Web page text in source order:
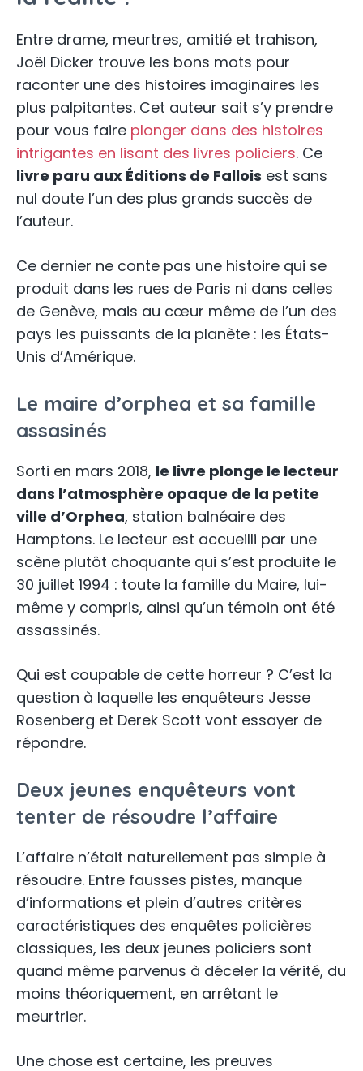
Entre drame, meurtres, amitié et trahison,
Joël Dicker trouve les bons mots pour
raconter une des histoires imaginaires les
plus palpitantes. Cet auteur sait s’y prendre
pour vous faire plonger dans des histoires
intrigantes en lisant des livres policiers. Ce
livre paru aux Éditions de Fallois est sans
nul doute l’un des plus grands succès de
l’auteur.
Ce dernier ne conte pas une histoire qui se
produit dans les rues de Paris ni dans celles
de Genève, mais au cœur même de l’un des
pays les puissants de la planète : les États-
Unis d’Amérique.
Le maire d’orphea et sa famille
assasinés
Sorti en mars 2018, le livre plonge le lecteur
dans l’atmosphère opaque de la petite
ville d’Orphea, station balnéaire des
Hamptons. Le lecteur est accueilli par une
scène plutôt choquante qui s’est produite le
30 juillet 1994 : toute la famille du Maire, lui-
même y compris, ainsi qu’un témoin ont été
assassinés.
Qui est coupable de cette horreur ? C’est la
question à laquelle les enquêteurs Jesse
Rosenberg et Derek Scott vont essayer de
répondre.
Deux jeunes enquêteurs vont
tenter de résoudre l’affaire
L’affaire n’était naturellement pas simple à
résoudre. Entre fausses pistes, manque
d’informations et plein d’autres critères
caractéristiques des enquêtes policières
classiques, les deux jeunes policiers sont
quand même parvenus à déceler la vérité, du
moins théoriquement, en arrêtant le
meurtrier.
Une chose est certaine, les preuves